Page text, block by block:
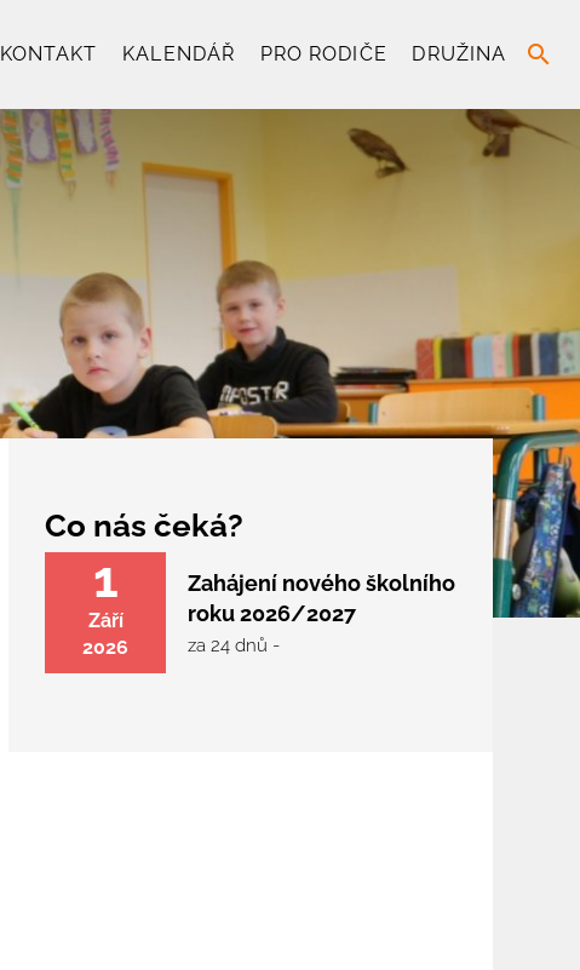
KONTAKT KALENDÁŘ PRO RODIČE DRUŽINA search
Co nás čeká?
1
Září
2026
Zahájení nového školního
roku 2026/2027
za 24 dnů -